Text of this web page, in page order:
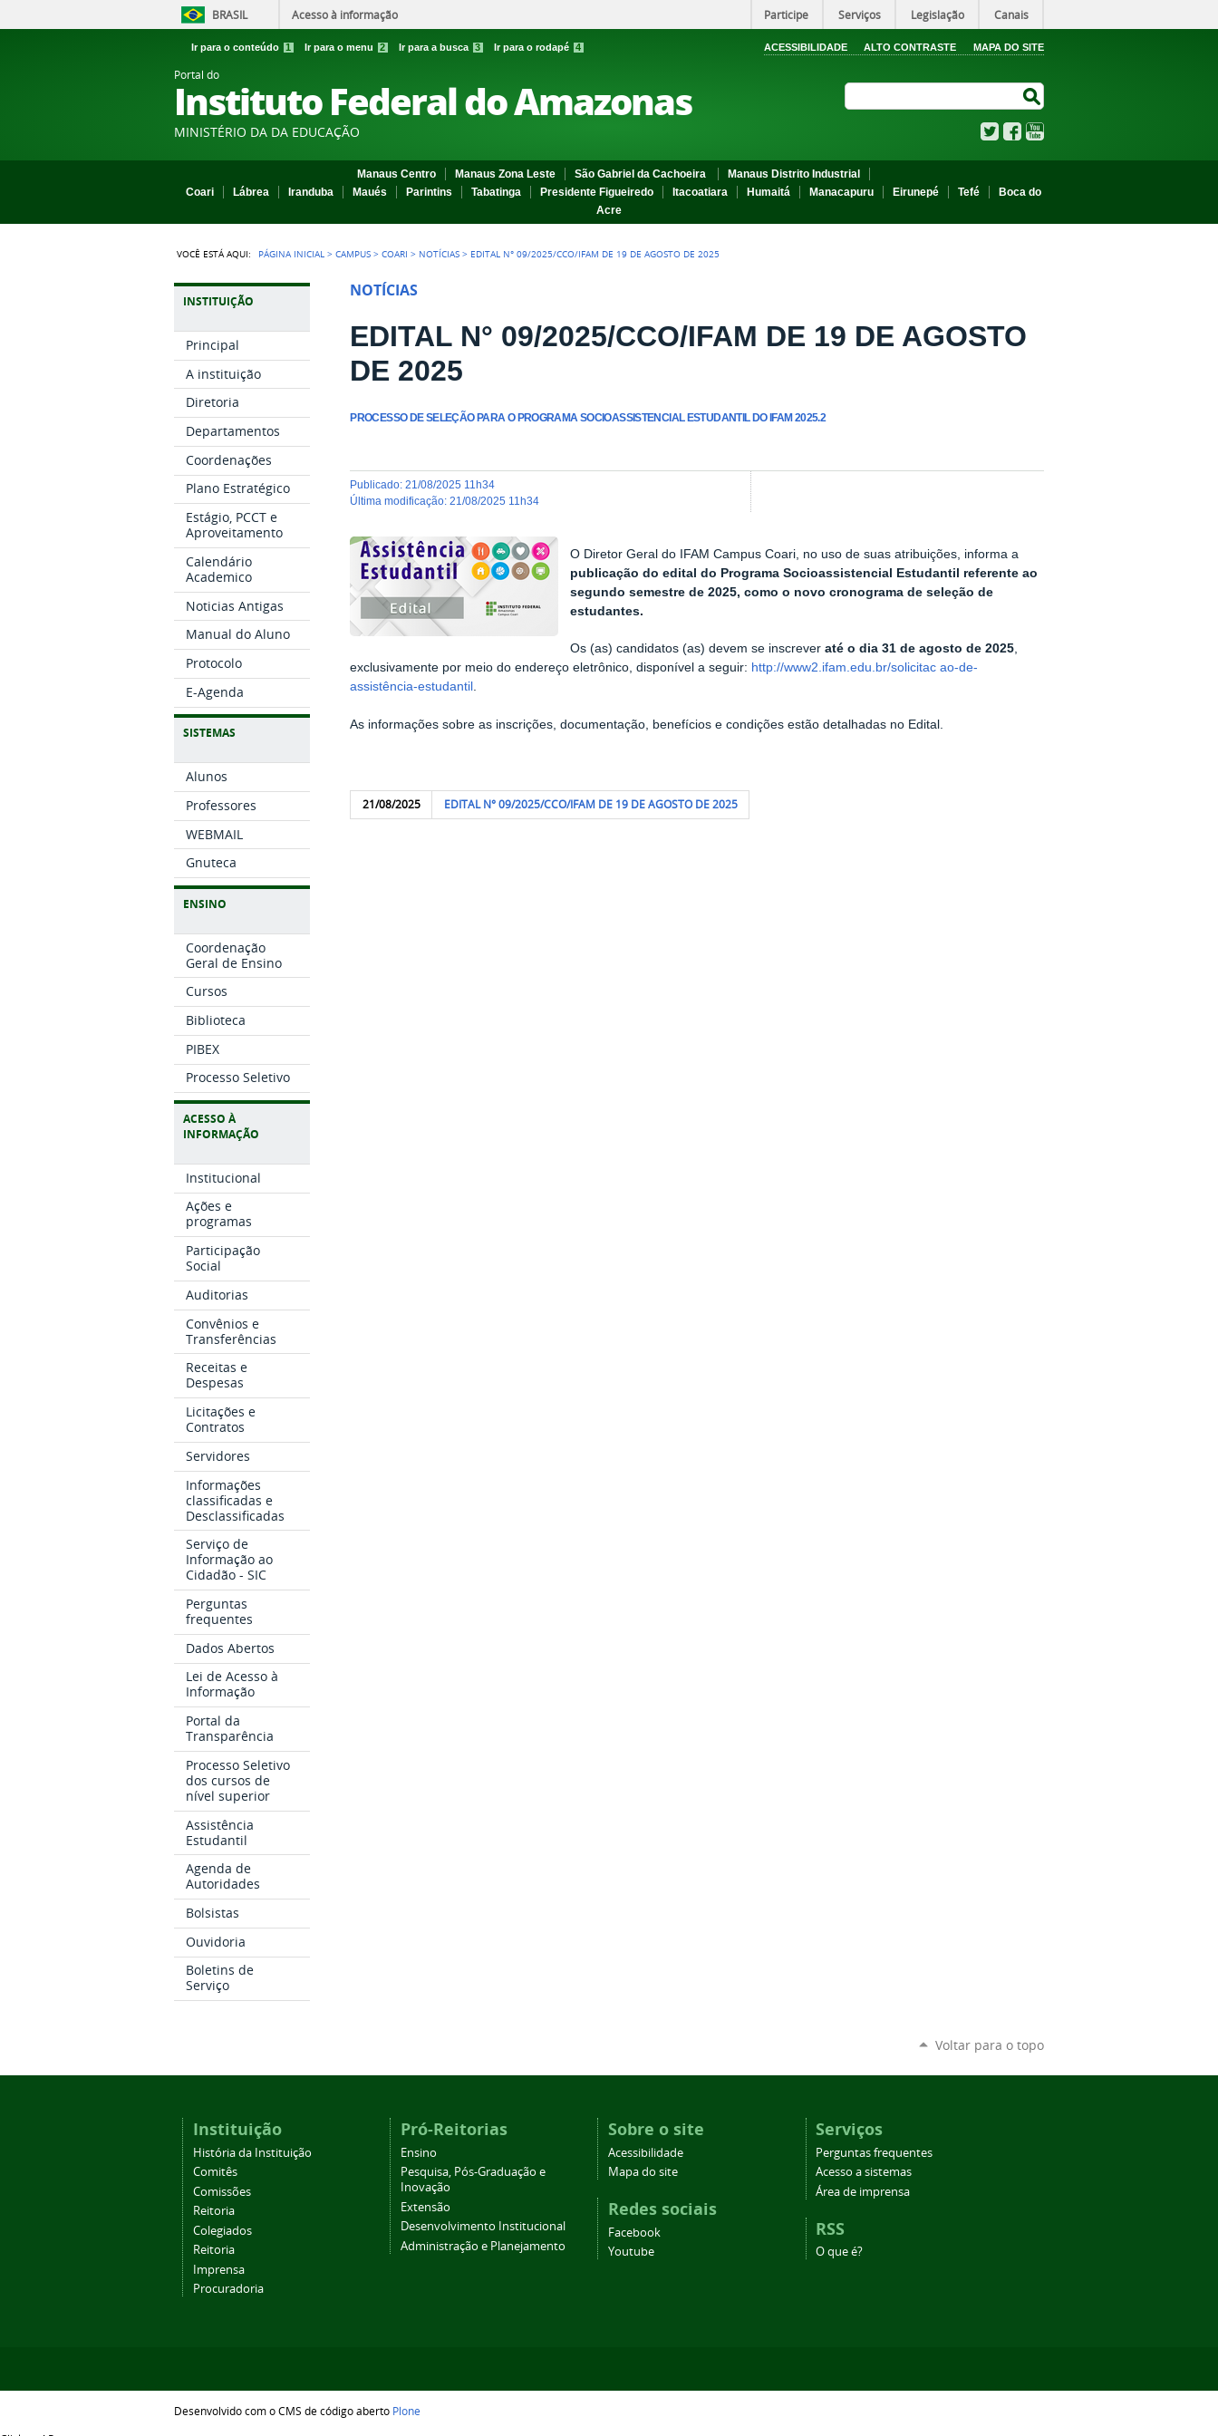
BRASIL Acesso à informação Participe Serviços Legislação Canais
Ir para o conteúdo 1 Ir para o menu 2 Ir para a busca 3 Ir para o rodapé 4 ACESSIBILIDADE ALTO CONTRASTE MAPA DO SITE
Portal do
Instituto Federal do Amazonas
MINISTÉRIO DA DA EDUCAÇÃO TwitterFacebook
Manaus Centro Manaus Zona Leste São Gabriel da Cachoeira
Manaus Distrito Industrial
Coari
Lábrea Iranduba Maués Parintins Tabatinga Presidente Figueiredo Itacoatiara Humaitá Manacapuru Eirunepé Tefé
Boca do
Acre
VOCÊ ESTÁ AQUI: PÁGINA INICIAL >CAMPUS >COARI > NOTÍCIAS > EDITAL N° 09/2025/CCO/IFAM DE 19 DE AGOSTO DE 2025
INSTITUIÇÃO
Principal
A instituição
Diretoria
Departamentos
Coordenações
Plano Estratégico
Estágio, PCCT e
Aproveitamento
Calendário
Academico
Noticias Antigas
Manual do Aluno
Protocolo
E-Agenda
SISTEMAS
Alunos
Professores
WEBMAIL
Gnuteca
ENSINO
Coordenação
Geral de Ensino
Cursos
Biblioteca
PIBEX
Processo Seletivo
ACESSO À
INFORMAÇÃO
Institucional
Ações e
programas
Participação
Social
Auditorias
Convênios e
Transferências
Receitas e
Despesas
Licitações e
Contratos
Servidores
Informações
classificadas e
Desclassificadas
Serviço de
Informação ao
Cidadão - SIC
Perguntas
frequentes
Dados Abertos
Lei de Acesso à
Informação
Portal da
Transparência
Processo Seletivo
dos cursos de
nível superior
Assistência
Estudantil
Agenda de
Autoridades
Bolsistas
Ouvidoria
Boletins de
Serviço
NOTÍCIAS
EDITAL N° 09/2025/CCO/IFAM DE 19 DE AGOSTO
DE 2025
PROCESSO DE SELEÇÃO PARA O PROGRAMA SOCIOASSISTENCIAL ESTUDANTIL DO IFAM 2025.2
publicado:21/08/2025 11h34
última modificação:21/08/2025 11h34
O Diretor Geral do IFAM Campus Coari, no uso de suas atribuições, informa a
publicação do edital do Programa Socioassistencial Estudantil referente ao
segundo semestre de 2025, como o novo cronograma de seleção de
estudantes.
Os (as) candidatos (as) devem se inscrever até o dia 31 de agosto de 2025,
exclusivamente por meio do endereço eletrônico, disponível a seguir: http://www2.ifam.edu.br/solicitac ao-de-
assistência-estudantil .
As informações sobre as inscrições, documentação, benefícios e condições estão detalhadas no Edital.
21/08/2025 EDITAL N° 09/2025/CCO/IFAM DE 19 DE AGOSTO DE 2025
Voltar para o topo
Instituição
História da Instituição
Comitês
Comissões
Reitoria
Colegiados
Reitoria
Imprensa
Procuradoria
Pró-Reitorias
Ensino
Pesquisa, Pós-Graduação e
Inovação
Extensão
Desenvolvimento Institucional
Administração e Planejamento
Sobre o site
Acessibilidade
Mapa do site
Redes sociais
Facebook
Youtube
Serviços
Perguntas frequentes
Acesso a sistemas
Área de imprensa
RSS
O que é?
Desenvolvido com o CMS de código aberto Plone